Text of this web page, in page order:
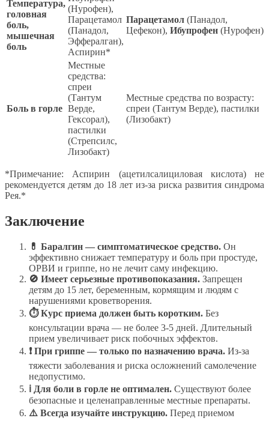
Температура,
головная
боль,
мышечная
боль
(Нурофен),
Парацетамол
(Панадол,
Эффералган),
Аспирин*
Парацетамол (Панадол,
Цефекон), Ибупрофен (Нурофен)
Боль в горле
Местные
средства:
спреи
(Тантум
Верде,
Гексорал),
пастилки
(Стрепсилс,
Лизобакт)
Местные средства по возрасту:
спреи (Тантум Верде), пастилки
(Лизобакт)
*Примечание: Аспирин (ацетилсалициловая кислота) не
рекомендуется детям до 18 лет из-за риска развития синдрома
Рея.*
Заключение
💊 Баралгин — симптоматическое средство. Он
эффективно снижает температуру и боль при простуде,
ОРВИ и гриппе, но не лечит саму инфекцию.
🚫 Имеет серьезные противопоказания. Запрещен
детям до 15 лет, беременным, кормящим и людям с
нарушениями кроветворения.
⏱ Курс приема должен быть коротким. Без
консультации врача — не более 3-5 дней. Длительный
прием увеличивает риск побочных эффектов.
❗ При гриппе — только по назначению врача. Из-за
тяжести заболевания и риска осложнений самолечение
недопустимо.
ℹ Для боли в горле не оптимален. Существуют более
безопасные и целенаправленные местные препараты.
⚠️ Всегда изучайте инструкцию. Перед приемом